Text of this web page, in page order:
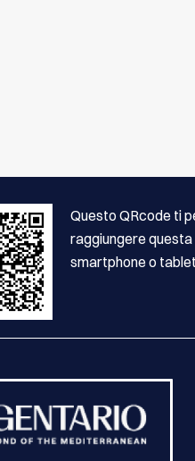
Questo QRcode ti
raggiungere questa
smartphone o tablet